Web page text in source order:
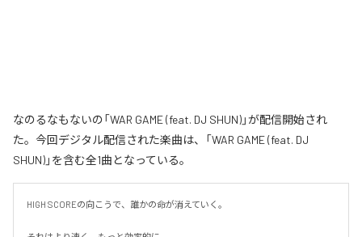
なのるなもないの「WAR GAME (feat. DJ SHUN)」が配信開始され
た。今回デジタル配信された楽曲は、「WAR GAME (feat. DJ
SHUN)」を含む全1曲となっている。
HIGH SCOREの向こうで、誰かの命が消えていく。